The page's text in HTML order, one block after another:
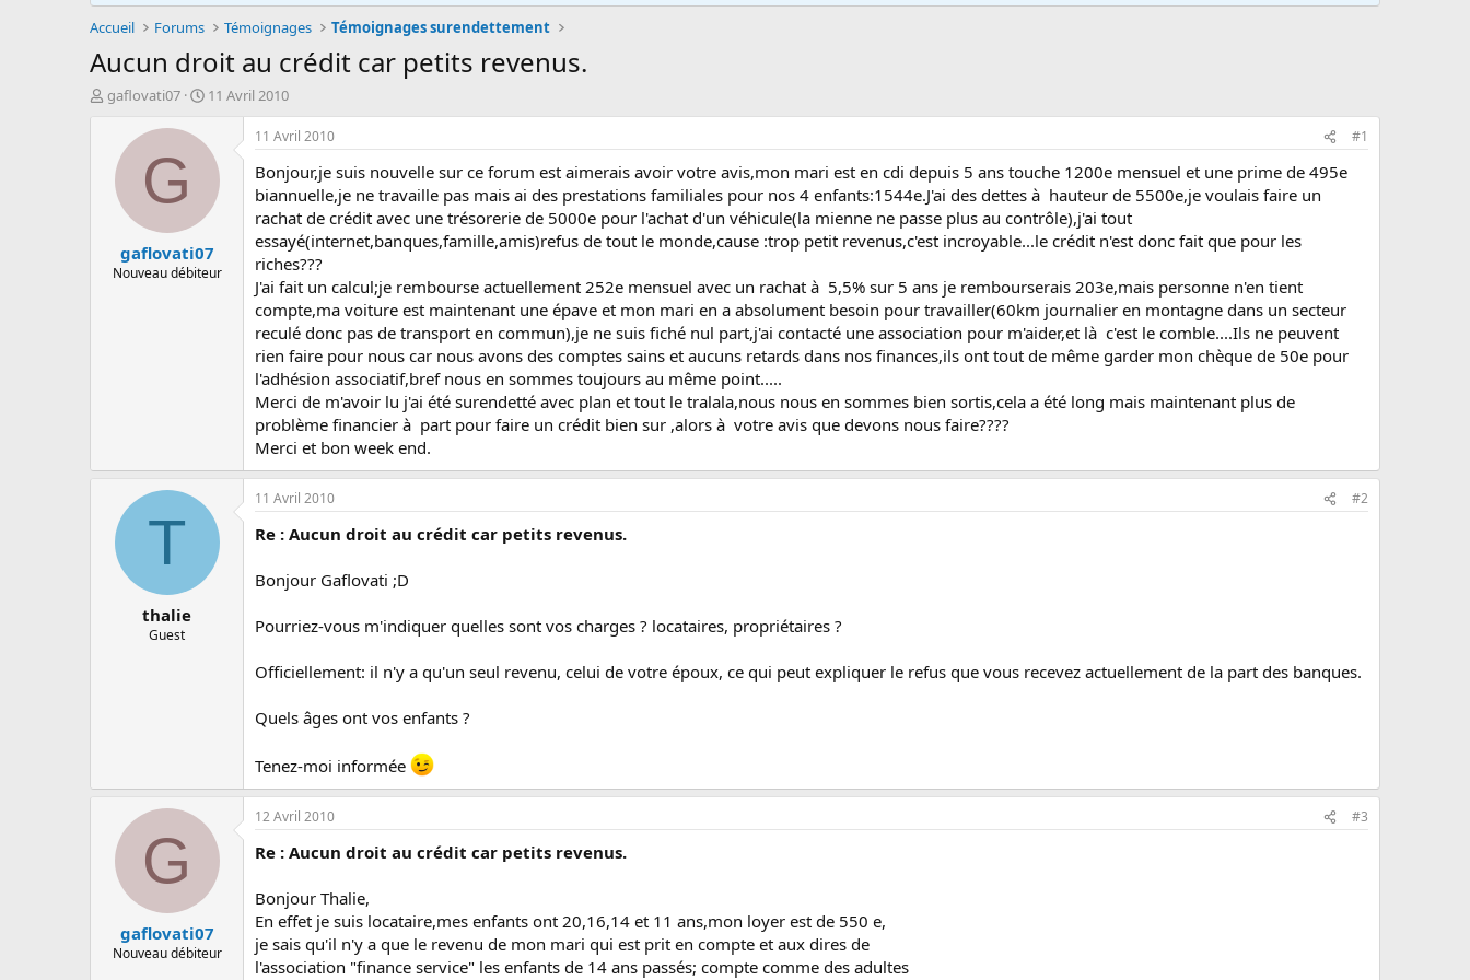
Accueil Forums Témoignages Témoignages surendettement
Aucun droit au crédit car petits revenus.
A
n
gaflovati07
D
e
d
b
u
11 Avril 2010
G
gaflovati07
Nouveau débiteur
11 Avril 2010 #1
Bonjour,je suis nouvelle sur ce forum est aimerais avoir votre avis,mon mari est en cdi depuis 5 ans touche 1200e mensuel et une prime de 495e
biannuelle,je ne travaille pas mais ai des prestations familiales pour nos 4 enfants:1544e.J'ai des dettes à hauteur de 5500e,je voulais faire un
rachat de crédit avec une trésorerie de 5000e pour l'achat d'un véhicule(la mienne ne passe plus au contrôle),j'ai tout
essayé(internet,banques,famille,amis)refus de tout le monde,cause :trop petit revenus,c'est incroyable...le crédit n'est donc fait que pour les
riches???
J'ai fait un calcul;je rembourse actuellement 252e mensuel avec un rachat à 5,5% sur 5 ans je rembourserais 203e,mais personne n'en tient
compte,ma voiture est maintenant une épave et mon mari en a absolument besoin pour travailler(60km journalier en montagne dans un secteur
reculé donc pas de transport en commun),je ne suis fiché nul part,j'ai contacté une association pour m'aider,et là c'est le comble....Ils ne peuvent
rien faire pour nous car nous avons des comptes sains et aucuns retards dans nos finances,ils ont tout de même garder mon chèque de 50e pour
l'adhésion associatif,bref nous en sommes toujours au même point.....
Merci de m'avoir lu j'ai été surendetté avec plan et tout le tralala,nous nous en sommes bien sortis,cela a été long mais maintenant plus de
problème financier à part pour faire un crédit bien sur ,alors à votre avis que devons nous faire????
Merci et bon week end.
T
thalie
Guest
11 Avril 2010 #2
Re : Aucun droit au crédit car petits revenus.
Bonjour Gaflovati ;D
Pourriez-vous m'indiquer quelles sont vos charges ? locataires, propriétaires ?
Officiellement: il n'y a qu'un seul revenu, celui de votre époux, ce qui peut expliquer le refus que vous recevez actuellement de la part des banques.
Quels âges ont vos enfants ?
Tenez-moi informée
G
gaflovati07
Nouveau débiteur
12 Avril 2010 #3
Re : Aucun droit au crédit car petits revenus.
Bonjour Thalie,
En effet je suis locataire,mes enfants ont 20,16,14 et 11 ans,mon loyer est de 550 e,
je sais qu'il n'y a que le revenu de mon mari qui est prit en compte et aux dires de
l'association "finance service" les enfants de 14 ans passés; compte comme des adultes